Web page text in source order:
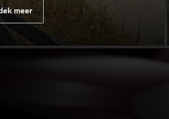
Serie & i5 M Sport Pro Edition kiest
een rijk uitgeruste uitvoering waarin
details het verschil maken. De
ervoor zorgen dat u nog één
voordat u verder loopt.
meer